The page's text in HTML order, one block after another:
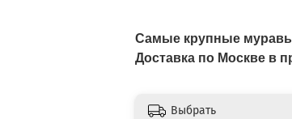
Самые крупные
Доставка по Москве
Выбрать